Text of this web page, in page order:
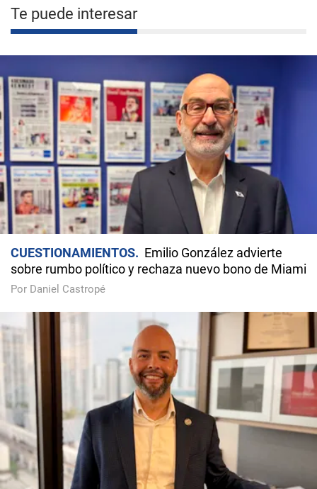
Te puede interesar
CUESTIONAMIENTOS
Emilio González advierte
sobre rumbo político y rechaza nuevo bono de Miami
Por Daniel Castropé